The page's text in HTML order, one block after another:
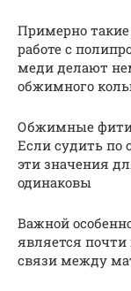
Примерно
работе с
меди делают
обжимного
Обжимные
Если судить по
эти значения
одинаковы
Важной
является почти
связи между